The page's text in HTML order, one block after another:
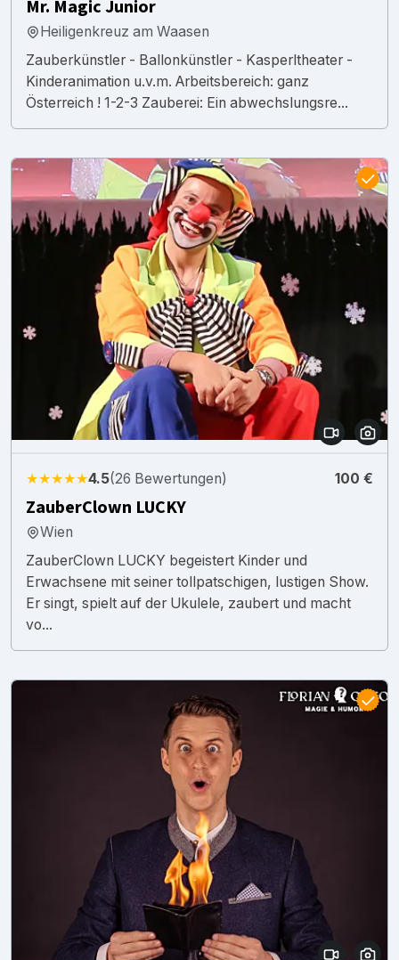
Mr. Magic Junior
Heiligenkreuz am Waasen
Zauberkünstler - Ballonkünstler - Kasperltheater -
Kinderanimation u.v.m. Arbeitsbereich: ganz
Österreich ! 1-2-3 Zauberei: Ein abwechslungsre...
★★★★★4.5(26 Bewertungen) 100 €
ZauberClown LUCKY
Wien
ZauberClown LUCKY begeistert Kinder und
Erwachsene mit seiner tollpatschigen, lustigen Show.
Er singt, spielt auf der Ukulele, zaubert und macht
vo...